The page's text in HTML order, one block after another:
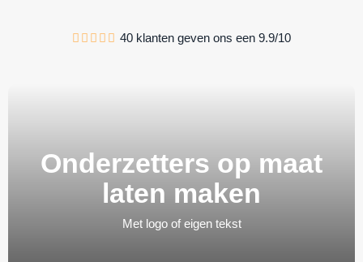
40 klanten geven ons een 9.9/10
Onderzetters op maat
laten maken
Met logo of eigen tekst